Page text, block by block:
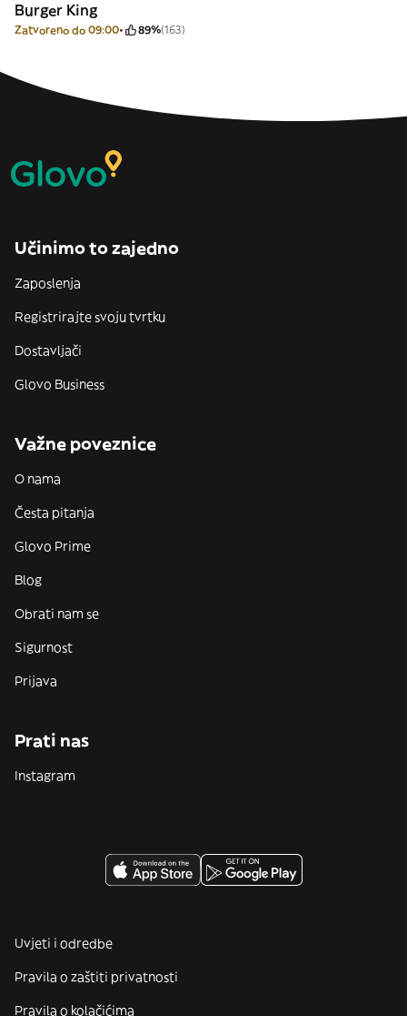
Burger King
Zatvoreno do 09:00 89%(163)
Učinimo to zajedno
Zaposlenja
Registrirajte svoju tvrtku
Dostavljači
Glovo Business
Važne poveznice
O nama
Česta pitanja
Glovo Prime
Blog
Obrati nam se
Sigurnost
Prijava
Prati nas
Instagram
Uvjeti i odredbe
Pravila o zaštiti privatnosti
Pravila o kolačićima